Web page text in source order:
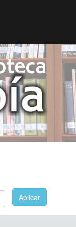
Aplicar